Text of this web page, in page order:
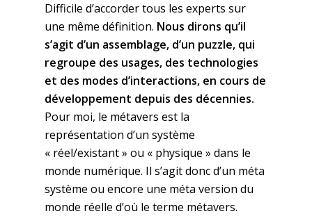
Difficile d’accorder tous les experts sur
une même définition. Nous dirons qu’il
s’agit d’un assemblage, d’un puzzle, qui
regroupe des usages, des technologies
et des modes d’interactions, en cours de
développement depuis des décennies.
Pour moi, le métavers est la
représentation d’un système
« réel/existant » ou « physique » dans le
monde numérique. Il s’agit donc d’un méta
système ou encore une méta version du
monde réelle d’où le terme métavers.